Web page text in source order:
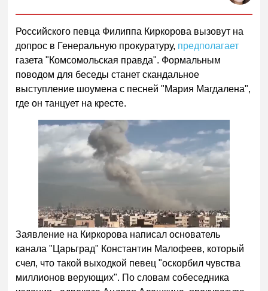
Российского певца Филиппа Киркорова вызовут на
допрос в Генеральную прокуратуру, предполагает
газета "Комсомольская правда". Формальным
поводом для беседы станет скандальное
выступление шоумена с песней "Мария Магдалена",
где он танцует на кресте.
Заявление на Киркорова написал основатель
канала "Царьград" Константин Малофеев, который
счел, что такой выходкой певец "оскорбил чувства
миллионов верующих". По словам собеседника